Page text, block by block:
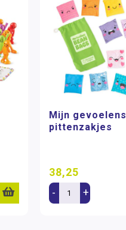
Mijn gevoelens
pittenzakjes
38,25
- +